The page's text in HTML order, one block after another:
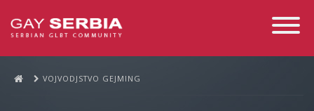
Toggle
VOJVODJSTVO GEJMING